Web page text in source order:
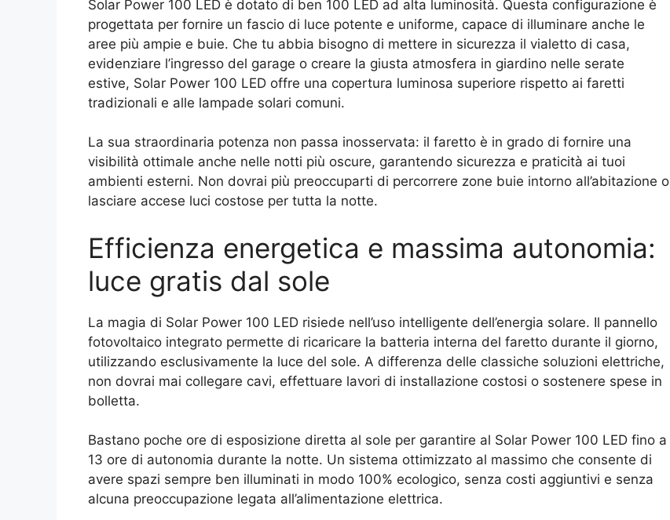
Solar Power 100 LED è dotato di ben 100 LED ad alta luminosità. Questa configurazione è
progettata per fornire un fascio di luce potente e uniforme, capace di illuminare anche le
aree più ampie e buie. Che tu abbia bisogno di mettere in sicurezza il vialetto di casa,
evidenziare l’ingresso del garage o creare la giusta atmosfera in giardino nelle serate
estive, Solar Power 100 LED offre una copertura luminosa superiore rispetto ai faretti
tradizionali e alle lampade solari comuni.
La sua straordinaria potenza non passa inosservata: il faretto è in grado di fornire una
visibilità ottimale anche nelle notti più oscure, garantendo sicurezza e praticità ai tuoi
ambienti esterni. Non dovrai più preoccuparti di percorrere zone buie intorno all’abitazione o
lasciare accese luci costose per tutta la notte.
Efficienza energetica e massima autonomia:
luce gratis dal sole
La magia di Solar Power 100 LED risiede nell’uso intelligente dell’energia solare. Il pannello
fotovoltaico integrato permette di ricaricare la batteria interna del faretto durante il giorno,
utilizzando esclusivamente la luce del sole. A differenza delle classiche soluzioni elettriche,
non dovrai mai collegare cavi, effettuare lavori di installazione costosi o sostenere spese in
bolletta.
Bastano poche ore di esposizione diretta al sole per garantire al Solar Power 100 LED fino a
13 ore di autonomia durante la notte. Un sistema ottimizzato al massimo che consente di
avere spazi sempre ben illuminati in modo 100% ecologico, senza costi aggiuntivi e senza
alcuna preoccupazione legata all’alimentazione elettrica.